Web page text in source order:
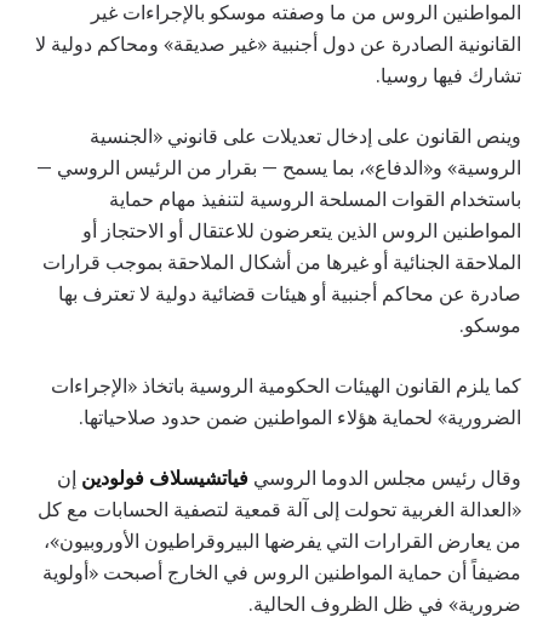
المواطنين الروس من ما وصفته موسكو بالإجراءات غير
القانونية الصادرة عن دول أجنبية «غير صديقة» ومحاكم دولية لا
تشارك فيها روسيا.
وينص القانون على إدخال تعديلات على قانوني «الجنسية
الروسية» و«الدفاع»، بما يسمح — بقرار من الرئيس الروسي —
باستخدام القوات المسلحة الروسية لتنفيذ مهام حماية
المواطنين الروس الذين يتعرضون للاعتقال أو الاحتجاز أو
الملاحقة الجنائية أو غيرها من أشكال الملاحقة بموجب قرارات
صادرة عن محاكم أجنبية أو هيئات قضائية دولية لا تعترف بها
موسكو.
كما يلزم القانون الهيئات الحكومية الروسية باتخاذ «الإجراءات
الضرورية» لحماية هؤلاء المواطنين ضمن حدود صلاحياتها.
وقال رئيس مجلس الدوما الروسي فياتشيسلاف فولودين إن
«العدالة الغربية تحولت إلى آلة قمعية لتصفية الحسابات مع كل
من يعارض القرارات التي يفرضها البيروقراطيون الأوروبيون»،
مضيفاً أن حماية المواطنين الروس في الخارج أصبحت «أولوية
ضرورية» في ظل الظروف الحالية.